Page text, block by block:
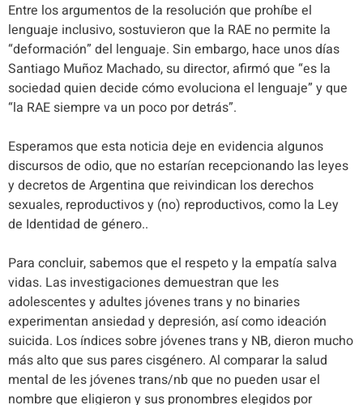
Entre los argumentos de la resolución que prohíbe el
lenguaje inclusivo, sostuvieron que la RAE no permite la
“deformación” del lenguaje. Sin embargo, hace unos días
Santiago Muñoz Machado, su director, afirmó que “es la
sociedad quien decide cómo evoluciona el lenguaje” y que
“la RAE siempre va un poco por detrás”.
Esperamos que esta noticia deje en evidencia algunos
discursos de odio, que no estarían recepcionando las leyes
y decretos de Argentina que reivindican los derechos
sexuales, reproductivos y (no) reproductivos, como la Ley
de Identidad de género..
Para concluir, sabemos que el respeto y la empatía salva
vidas. Las investigaciones demuestran que les
adolescentes y adultes jóvenes trans y no binaries
experimentan ansiedad y depresión, así como ideación
suicida. Los índices sobre jóvenes trans y NB, dieron mucho
más alto que sus pares cisgénero. Al comparar la salud
mental de les jóvenes trans/nb que no pueden usar el
nombre que eligieron y sus pronombres elegidos por